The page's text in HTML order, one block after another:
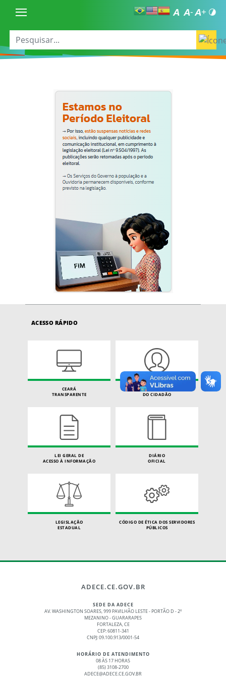
ACESSO RÁPIDO
CEARÁ
TRANSPARENTE
CARTA DE SERVIÇOS
DO CIDADÃO
LEI GERAL DE
ACESSO À INFORMAÇÃO
DIÁRIO
OFICIAL
LEGISLAÇÃO
ESTADUAL
CÓDIGO DE ÉTICA DOS SERVIDORES
PÚBLICOS
ADECE.CE.GOV.BR
SEDE DA ADECE
AV. WASHINGTON SOARES, 999 PAVILHÃO LESTE - PORTÃO D - 2º
MEZANINO - GUARARAPES
FORTALEZA, CE
CEP: 60811-341
CNPJ: 09.100.913/0001-54
HORÁRIO DE ATENDIMENTO
08 ÀS 17 HORAS
(85) 3108-2700
ADECE@ADECE.CE.GOV.BR